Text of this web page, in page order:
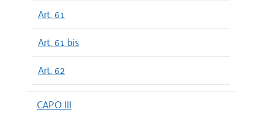
Art. 61
Art. 61 bis
Art. 62
CAPO III